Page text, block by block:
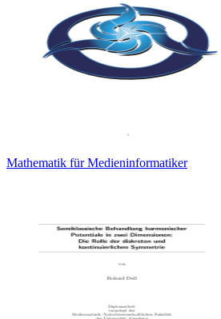
Mathematik für Medieninformatiker